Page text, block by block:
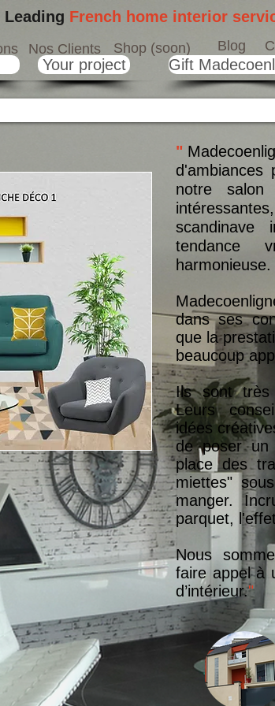
Nos Clients Shop (soon) Blog
Leading French home interior
Your project Gift
"
d'ambiances
notre
scandinave
tendance
harmonieuse.
dans ses
que la
beaucoup
Ils sont très
Leurs
idées
de poser
place des
miettes"
manger.
parquet,
Nous
faire appel à
d’intérieur."